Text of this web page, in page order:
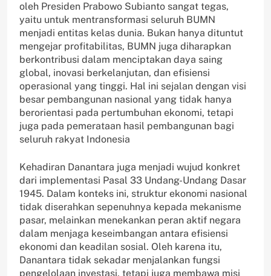
oleh Presiden Prabowo Subianto sangat tegas,
yaitu untuk mentransformasi seluruh BUMN
menjadi entitas kelas dunia. Bukan hanya dituntut
mengejar profitabilitas, BUMN juga diharapkan
berkontribusi dalam menciptakan daya saing
global, inovasi berkelanjutan, dan efisiensi
operasional yang tinggi. Hal ini sejalan dengan visi
besar pembangunan nasional yang tidak hanya
berorientasi pada pertumbuhan ekonomi, tetapi
juga pada pemerataan hasil pembangunan bagi
seluruh rakyat Indonesia
Kehadiran Danantara juga menjadi wujud konkret
dari implementasi Pasal 33 Undang-Undang Dasar
1945. Dalam konteks ini, struktur ekonomi nasional
tidak diserahkan sepenuhnya kepada mekanisme
pasar, melainkan menekankan peran aktif negara
dalam menjaga keseimbangan antara efisiensi
ekonomi dan keadilan sosial. Oleh karena itu,
Danantara tidak sekadar menjalankan fungsi
pengelolaan investasi, tetapi juga membawa misi